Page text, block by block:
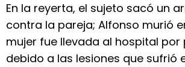
En la reyerta, el sujeto sacó un
contra la pareja; Alfonso murió
mujer fue llevada al hospital
debido a las lesiones que sufrió